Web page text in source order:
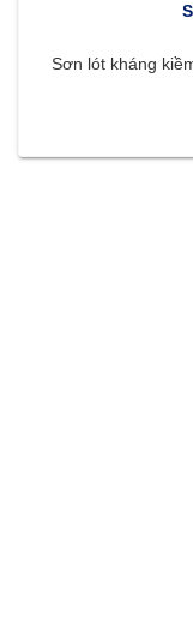
Sơn lót kháng